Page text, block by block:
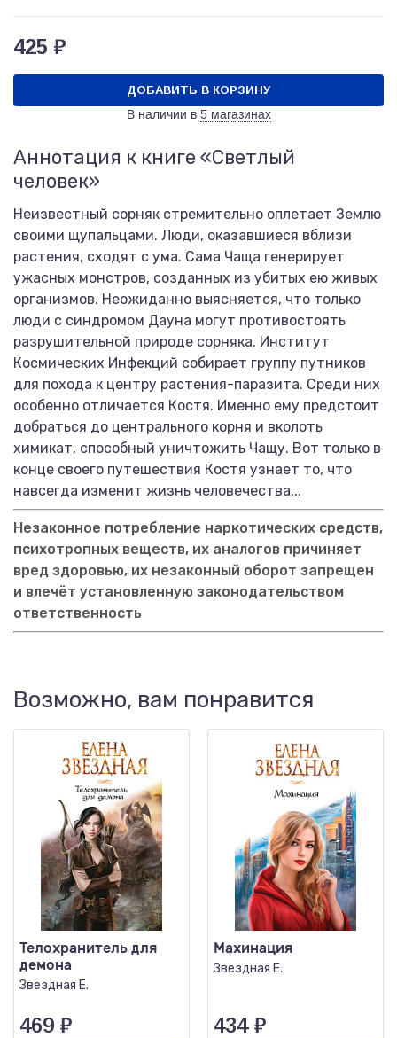
425 ₽
ДОБАВИТЬ В КОРЗИНУ
В наличии в 5 магазинах
Аннотация к книге «Светлый
человек»
Неизвестный сорняк стремительно оплетает Землю
своими щупальцами. Люди, оказавшиеся вблизи
растения, сходят с ума. Сама Чаща генерирует
ужасных монстров, созданных из убитых ею живых
организмов. Неожиданно выясняется, что только
люди с синдромом Дауна могут противостоять
разрушительной природе сорняка. Институт
Космических Инфекций собирает группу путников
для похода к центру растения-паразита. Среди них
особенно отличается Костя. Именно ему предстоит
добраться до центрального корня и вколоть
химикат, способный уничтожить Чащу. Вот только в
конце своего путешествия Костя узнает то, что
навсегда изменит жизнь человечества...
Незаконное потребление наркотических средств,
психотропных веществ, их аналогов причиняет
вред здоровью, их незаконный оборот запрещен
и влечёт установленную законодательством
ответственность
Возможно, вам понравится
Телохранитель для
демона
Звездная Е.
469 ₽
Махинация
Звездная Е.
434 ₽